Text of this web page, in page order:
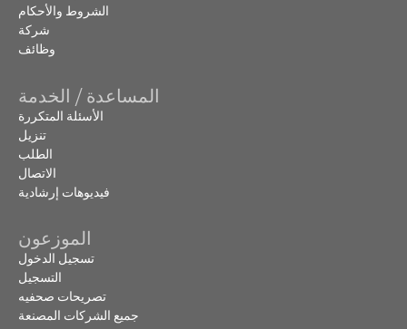
الشروط والأحكام
شركة
وظائف
المساعدة / الخدمة
الأسئلة المتكررة
تنزيل
الطلب
الاتصال
فيديوهات إرشادية
الموزعون
تسجيل الدخول
التسجيل
تصريحات صحفيه
جميع الشركات المصنعة